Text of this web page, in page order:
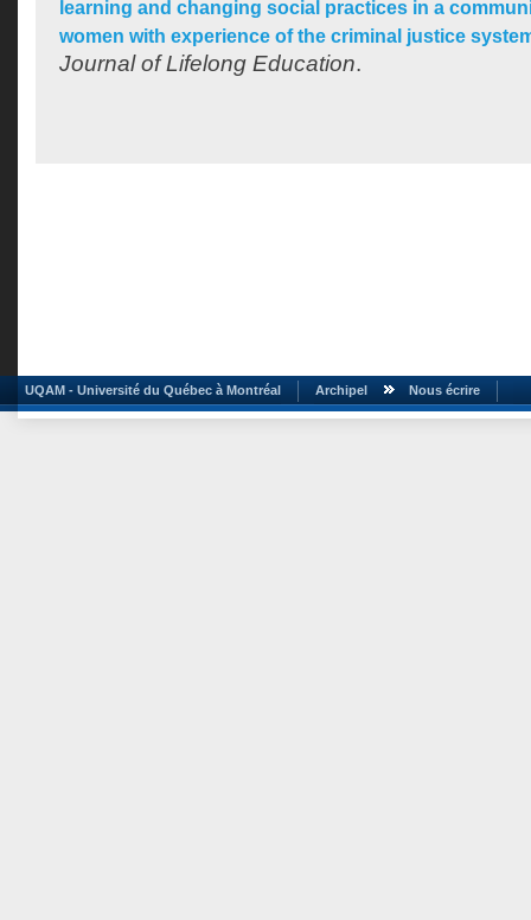
learning and changing social practices in a
women with experience of the criminal justice
Journal of Lifelong Education.
UQAM - Université du Québec à Montréal Archipel Nous écrire